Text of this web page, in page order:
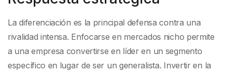
La diferenciación es la principal defensa contra una
rivalidad intensa. Enfocarse en mercados nicho permite
a una empresa convertirse en líder en un segmento
específico en lugar de ser un generalista. Invertir en la